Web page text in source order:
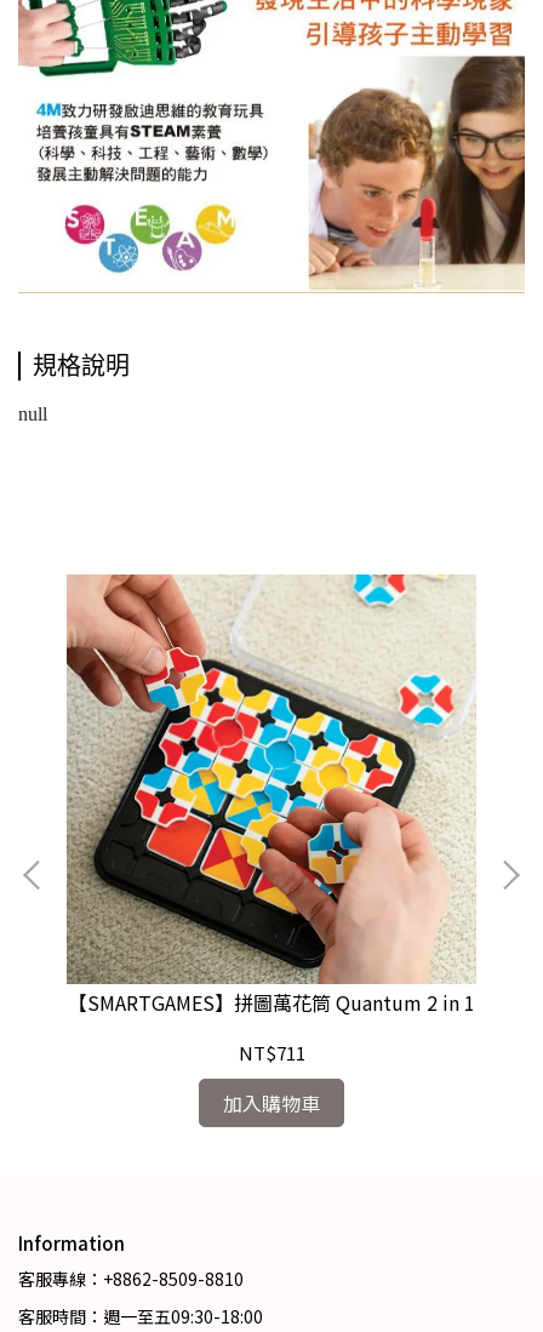
規格說明
null
【SMARTGAMES】拼圖萬花筒 Quantum 2 in 1
NT$711
加入購物車
Information
客服專線：+8862-8509-8810
客服時間：週一至五09:30-18:00